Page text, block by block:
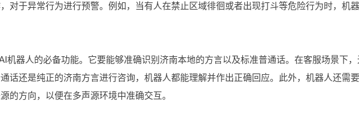
对于异常行为进行预警。例如，当有人在禁止区域徘徊或者出现打斗等危险行为时，机
机器人的必备功能。它要能够准确识别济南本地的方言以及标准普通话。在客服场景下，
话还是纯正的济南方言进行咨询，机器人都能理解并作出正确回应。此外，机器人还需
的方向，以便在多声源环境中准确交互。